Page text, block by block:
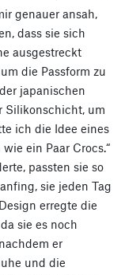
genauer ansah,
dass sie sich
ausgestreckt
die Passform zu
japanischen
Silikonschicht, um
ich die Idee eines
ein Paar Crocs.“
passten sie so
sie jeden Tag
erregte die
sie es noch
er
und die